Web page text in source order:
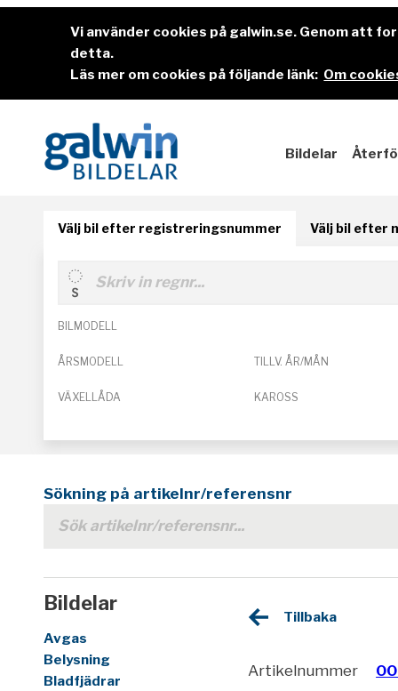
Vi använder cookies på galwin.se. Genom att
detta.
Läs mer om cookies på följande länk: Om
Bildelar
Välj bil efter registreringsnummer Välj bil efter
BILMODELL
ÅRSMODELL TILLV. ÅR/MÅN
VÄXELLÅDA KAROSS
Sökning på artikelnr/referensnr
Bildelar
Avgas
Belysning
Bladfjädrar
Tillbaka
Artikelnummer